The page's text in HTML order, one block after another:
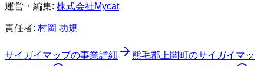
運営・編集: 株式会社Mycat
責任者: 村岡 功規
サイガイマップの事業詳細 熊毛郡上関町のサイガイマッ